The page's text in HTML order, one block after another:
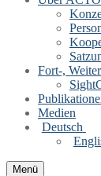
Fort-,
Medien
Deutsch
Menü